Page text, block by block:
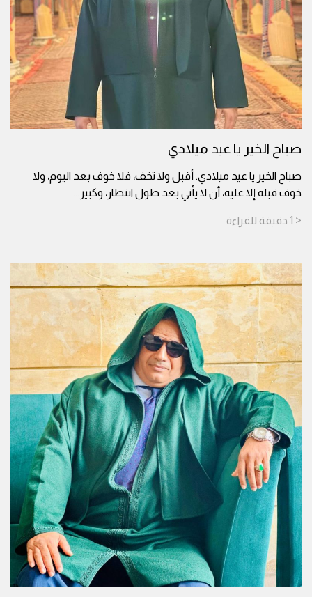
صباح الخير يا عيد ميلادي
صباح الخير يا عيد ميلادي. أقبل ولا تخف، فلا خوف بعد اليوم، ولا
خوف قبله إلا عليه، أن لا يأتي بعد طول انتظار، وكبير ...
< 1 دقيقة للقراءة